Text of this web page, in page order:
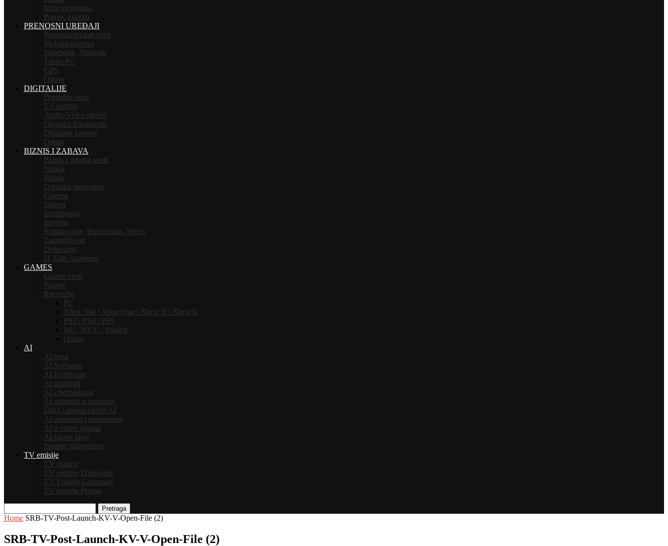
Izbor programa
Pomoć i saveti
PRENOSNI UREĐAJI
Prenosni uređaji vesti
Mobilni telefoni
Notebook, Netbook
Tablet PC
GPS
Ostalo
DIGITALIJE
Digitalije vesti
TV uređaji
Audio-Video plejeri
Digitalni fotoaparati
Digitalne kamere
Ostalo
BIZNIS I ZABAVA
Biznis i zabava vesti
Nauka
Biznis
Digitalni marketing
Cinema
Sajtovi
Istraživanja
Intervju
Kriptovalute, Blockchain, Web3
Zanimljivosti
Dešavanja
IT Elite Academy
GAMES
Games vesti
Najave
Recenzije
PC
Xbox 360 / Xbox One / Xbox X / Xbox S
PS3 / PS4 / PS5
Wii / Wii U / Switch
Ostalo
AI
AI vesti
AI Software
AI Hardware
AI tutorijali
AI i bezbednost
AI primene u industriji
Etika i pravni okviri AI
AI umetnost i kreativnost
AI u video igrama
AI biznis ideje
Prompt inženjering
TV emisije
TV stanice
TV emisije ITnetwork
TV Emisije Gameplay
TV emisije Prolog
Pretraga
Home SRB-TV-Post-Launch-KV-V-Open-File (2)
SRB-TV-Post-Launch-KV-V-Open-File (2)